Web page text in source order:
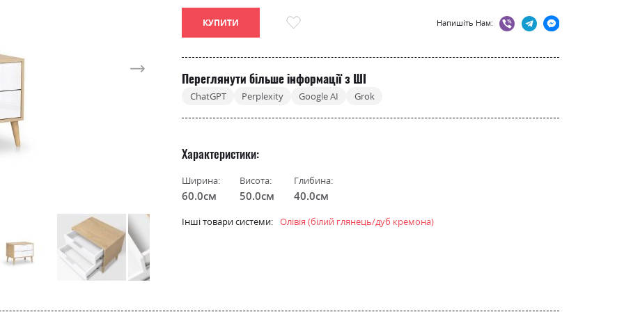
КУПИТИ Напишіть Нам:
Переглянути більше інформації з ШІ
ChatGPT Perplexity Google AI Grok
Характеристики
Ширина:
60.0см
Висота:
50.0см
Глибина:
40.0см
Інші товари системи: Олівія (білий глянець/дуб кремона)